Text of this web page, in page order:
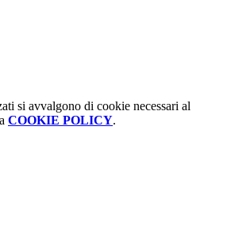
si avvalgono di cookie necessari al
COOKIE POLICY.